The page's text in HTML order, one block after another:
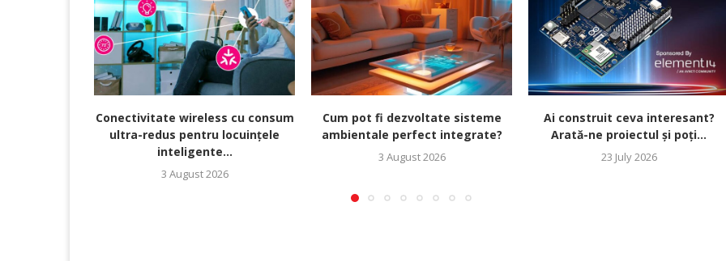
Conectivitate wireless cu consum
ultra-redus pentru locuințele
inteligente...
3 August 2026
Cum pot fi dezvoltate sisteme
ambientale perfect integrate?
3 August 2026
Ai construit ceva interesant?
Arată-ne proiectul și poți...
23 July 2026